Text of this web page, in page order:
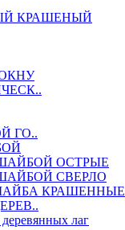
КРАШЕНЫЙ
ГО..
ОСТРЫЕ
СВЕРЛО
КРАШЕННЫЕ
лаг